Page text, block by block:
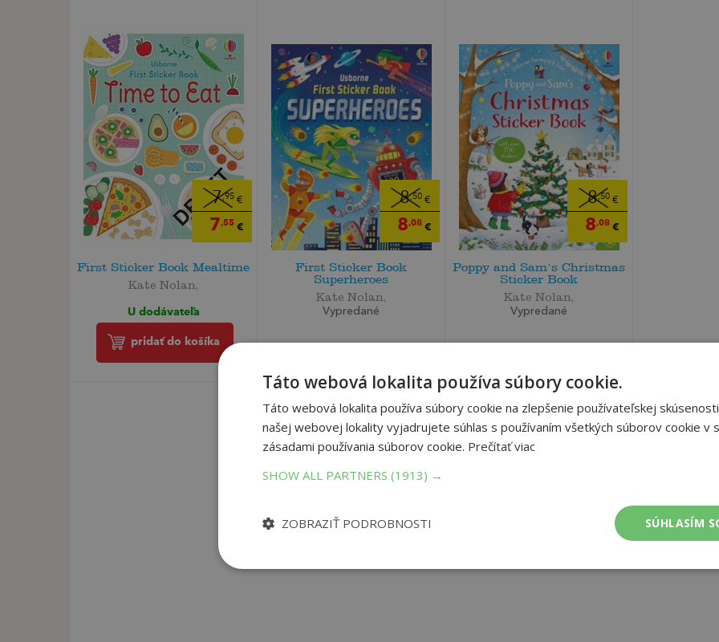
7,95 €
7,55 €
First Sticker Book Mealtime
Kate Nolan,
U dodávateľa
pridať do košíka
8,50 €
8,08 €
First Sticker Book
Superheroes
Kate Nolan,
Vypredané
8,50 €
8,08 €
Poppy and Sam's Christmas
Sticker Book
Kate Nolan,
Vypredané
Táto webová lokalita používa súbory cookie.
Táto webová lokalita používa súbory cookie na zlepšenie používateľskej
našej webovej lokality vyjadrujete súhlas s používaním všetkých súborov cookie v
zásadami používania súborov cookie. Prečítať viac
SHOW ALL PARTNERS (1913) →
SÚHLASÍM
ZOBRAZIŤ PODROBNOSTI